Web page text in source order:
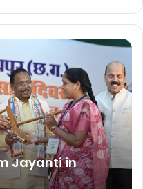
Jayanti in